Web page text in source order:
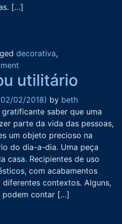
[…]
decorativa,
utilitário
02/2018) by beth
saber que uma
parte da vida das pessoas,
um objeto precioso na
do dia-a-dia. Uma peça
casa. Recipientes de uso
com acabamentos
contextos. Alguns,
podem contar […]